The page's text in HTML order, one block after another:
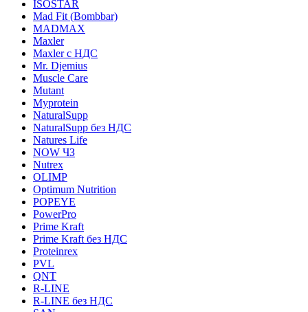
ISOSTAR
Mad Fit (Bombbar)
MADMAX
Maxler
Maxler с НДС
Mr. Djemius
Muscle Care
Mutant
Myprotein
NaturalSupp
NaturalSupp без НДС
Natures Life
NOW ЧЗ
Nutrex
OLIMP
Optimum Nutrition
POPEYE
PowerPro
Prime Kraft
Prime Kraft без НДС
Proteinrex
PVL
QNT
R-LINE
R-LINE без НДС